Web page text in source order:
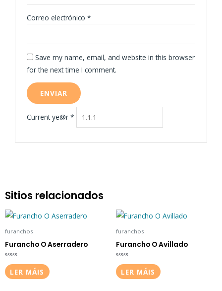
Correo electrónico *
Save my name, email, and website in this browser
for the next time I comment.
Current ye@r *
Sitios relacionados
furanchos
Furancho O Aserradero
Valorado
en
0
de
LER MÁIS
furanchos
Furancho O Avillado
Valorado
en
0
de
LER MÁIS